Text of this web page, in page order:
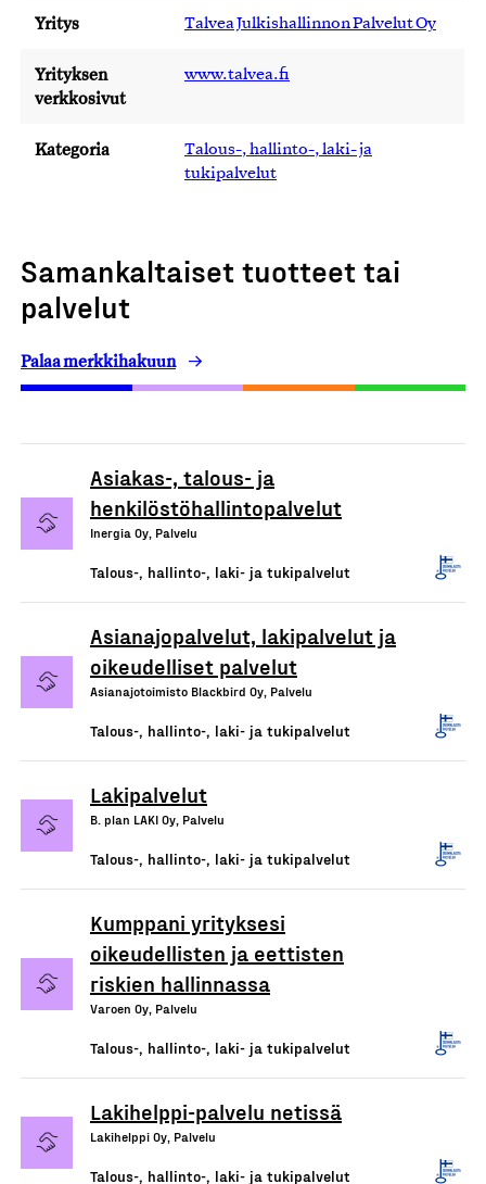
Yritys Talvea Julkishallinnon Palvelut Oy
Yrityksen
verkkosivut
www.talvea.fi
Kategoria
Talous-, hallinto-, laki- ja
tukipalvelut
Samankaltaiset tuotteet tai
palvelut
Palaa merkkihakuun
Asiakas-, talous- ja
henkilöstöhallintopalvelut
Inergia Oy, Palvelu
Talous-, hallinto-, laki- ja tukipalvelut
Asianajopalvelut, lakipalvelut ja
oikeudelliset palvelut
Asianajotoimisto Blackbird Oy, Palvelu
Talous-, hallinto-, laki- ja tukipalvelut
Lakipalvelut
B. plan LAKI Oy, Palvelu
Talous-, hallinto-, laki- ja tukipalvelut
Kumppani yrityksesi
oikeudellisten ja eettisten
riskien hallinnassa
Varoen Oy, Palvelu
Talous-, hallinto-, laki- ja tukipalvelut
Lakihelppi-palvelu netissä
Lakihelppi Oy, Palvelu
Talous-, hallinto-, laki- ja tukipalvelut